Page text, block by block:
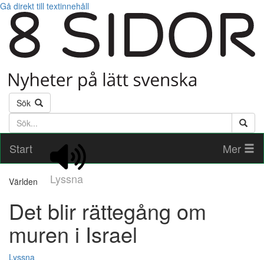
Gå direkt till textinnehåll
Sök
Söktext
Start
Lyssna
Mer
Världen
Det blir rättegång om
muren i Israel
Lyssna